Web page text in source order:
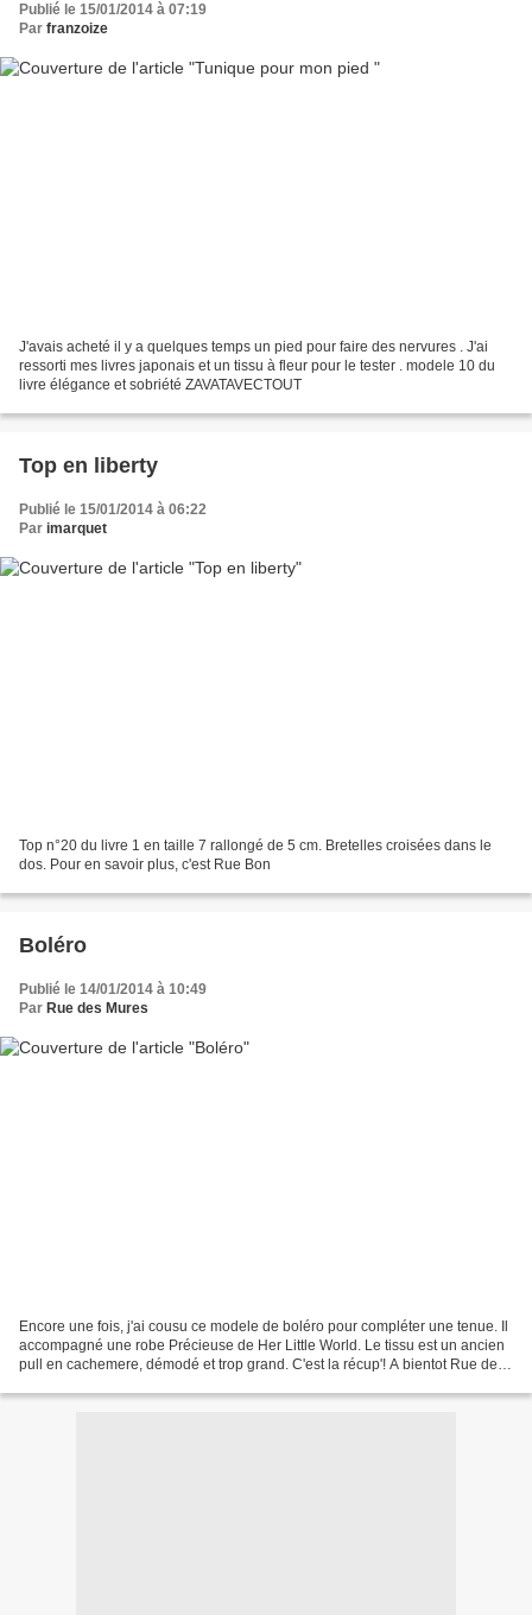
Publié le 15/01/2014 à 07:19
Par franzoize
J'avais acheté il y a quelques temps un pied pour faire des nervures . J'ai
ressorti mes livres japonais et un tissu à fleur pour le tester . modele 10 du
livre élégance et sobriété ZAVATAVECTOUT
Top en liberty
Publié le 15/01/2014 à 06:22
Par imarquet
Top n°20 du livre 1 en taille 7 rallongé de 5 cm. Bretelles croisées dans le
dos. Pour en savoir plus, c'est Rue Bon
Boléro
Publié le 14/01/2014 à 10:49
Par Rue des Mures
Encore une fois, j'ai cousu ce modele de boléro pour compléter une tenue. Il
accompagné une robe Précieuse de Her Little World. Le tissu est un ancien
pull en cachemere, démodé et trop grand. C'est la récup'! A bientot Rue des